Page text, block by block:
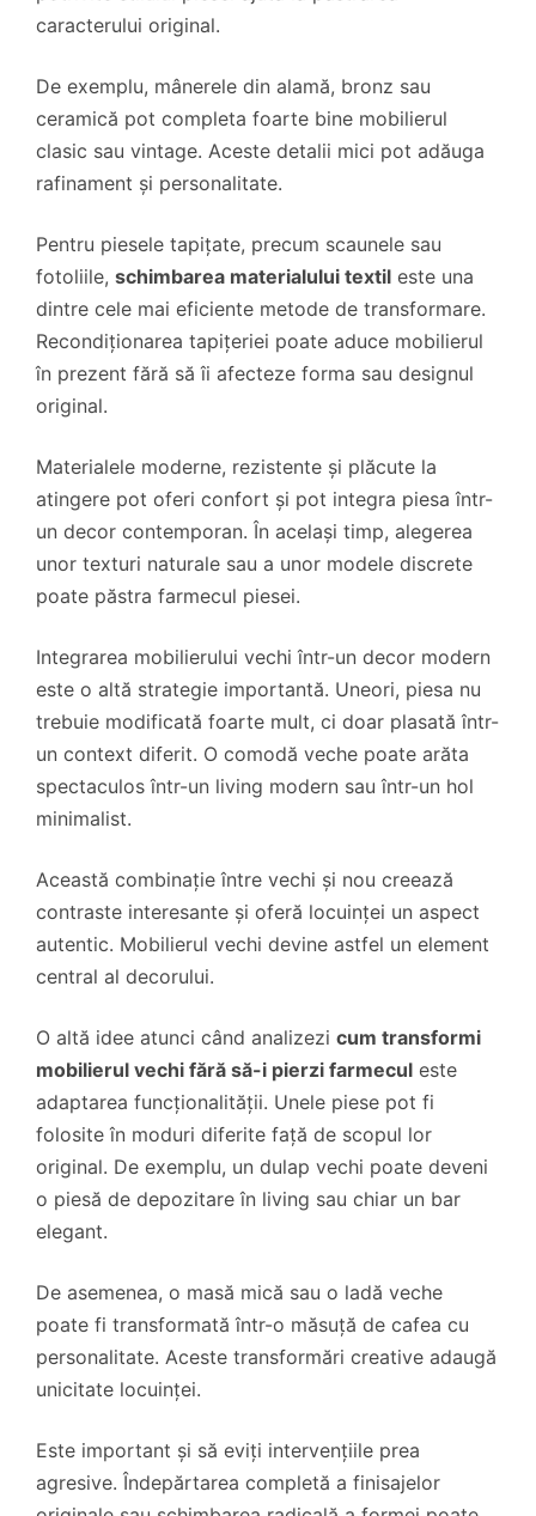
caracterului original.
De exemplu, mânerele din alamă, bronz sau
ceramică pot completa foarte bine mobilierul
clasic sau vintage. Aceste detalii mici pot adăuga
rafinament și personalitate.
Pentru piesele tapițate, precum scaunele sau
fotoliile, schimbarea materialului textil este una
dintre cele mai eficiente metode de transformare.
Recondiționarea tapițeriei poate aduce mobilierul
în prezent fără să îi afecteze forma sau designul
original.
Materialele moderne, rezistente și plăcute la
atingere pot oferi confort și pot integra piesa într-
un decor contemporan. În același timp, alegerea
unor texturi naturale sau a unor modele discrete
poate păstra farmecul piesei.
Integrarea mobilierului vechi într-un decor modern
este o altă strategie importantă. Uneori, piesa nu
trebuie modificată foarte mult, ci doar plasată într-
un context diferit. O comodă veche poate arăta
spectaculos într-un living modern sau într-un hol
minimalist.
Această combinație între vechi și nou creează
contraste interesante și oferă locuinței un aspect
autentic. Mobilierul vechi devine astfel un element
central al decorului.
O altă idee atunci când analizezi cum transformi
mobilierul vechi fără să-i pierzi farmecul este
adaptarea funcționalității. Unele piese pot fi
folosite în moduri diferite față de scopul lor
original. De exemplu, un dulap vechi poate deveni
o piesă de depozitare în living sau chiar un bar
elegant.
De asemenea, o masă mică sau o ladă veche
poate fi transformată într-o măsuță de cafea cu
personalitate. Aceste transformări creative adaugă
unicitate locuinței.
Este important și să eviți intervențiile prea
agresive. Îndepărtarea completă a finisajelor